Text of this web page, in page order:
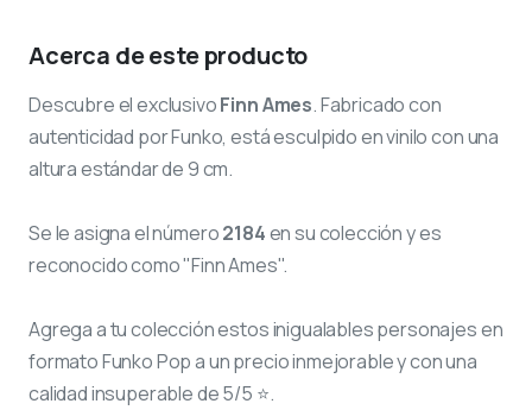
Acerca de este producto
Descubre el exclusivoFinn Ames. Fabricado con
autenticidad por Funko, está esculpido en vinilo con una
altura estándar de 9 cm.
Se le asigna el número2184en su colección y es
reconocido como "Finn Ames".
Agrega a tu colección estos inigualables personajes en
formato Funko Pop a un precio inmejorable y con una
calidad insuperable de 5/5 ⭐.